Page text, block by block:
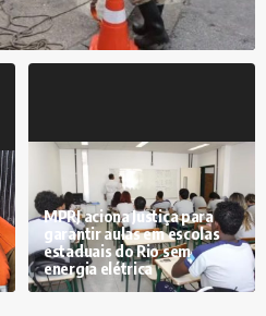
MPRJ aciona Justiça para
garantir aulas em escolas
estaduais do Rio sem
energia elétrica